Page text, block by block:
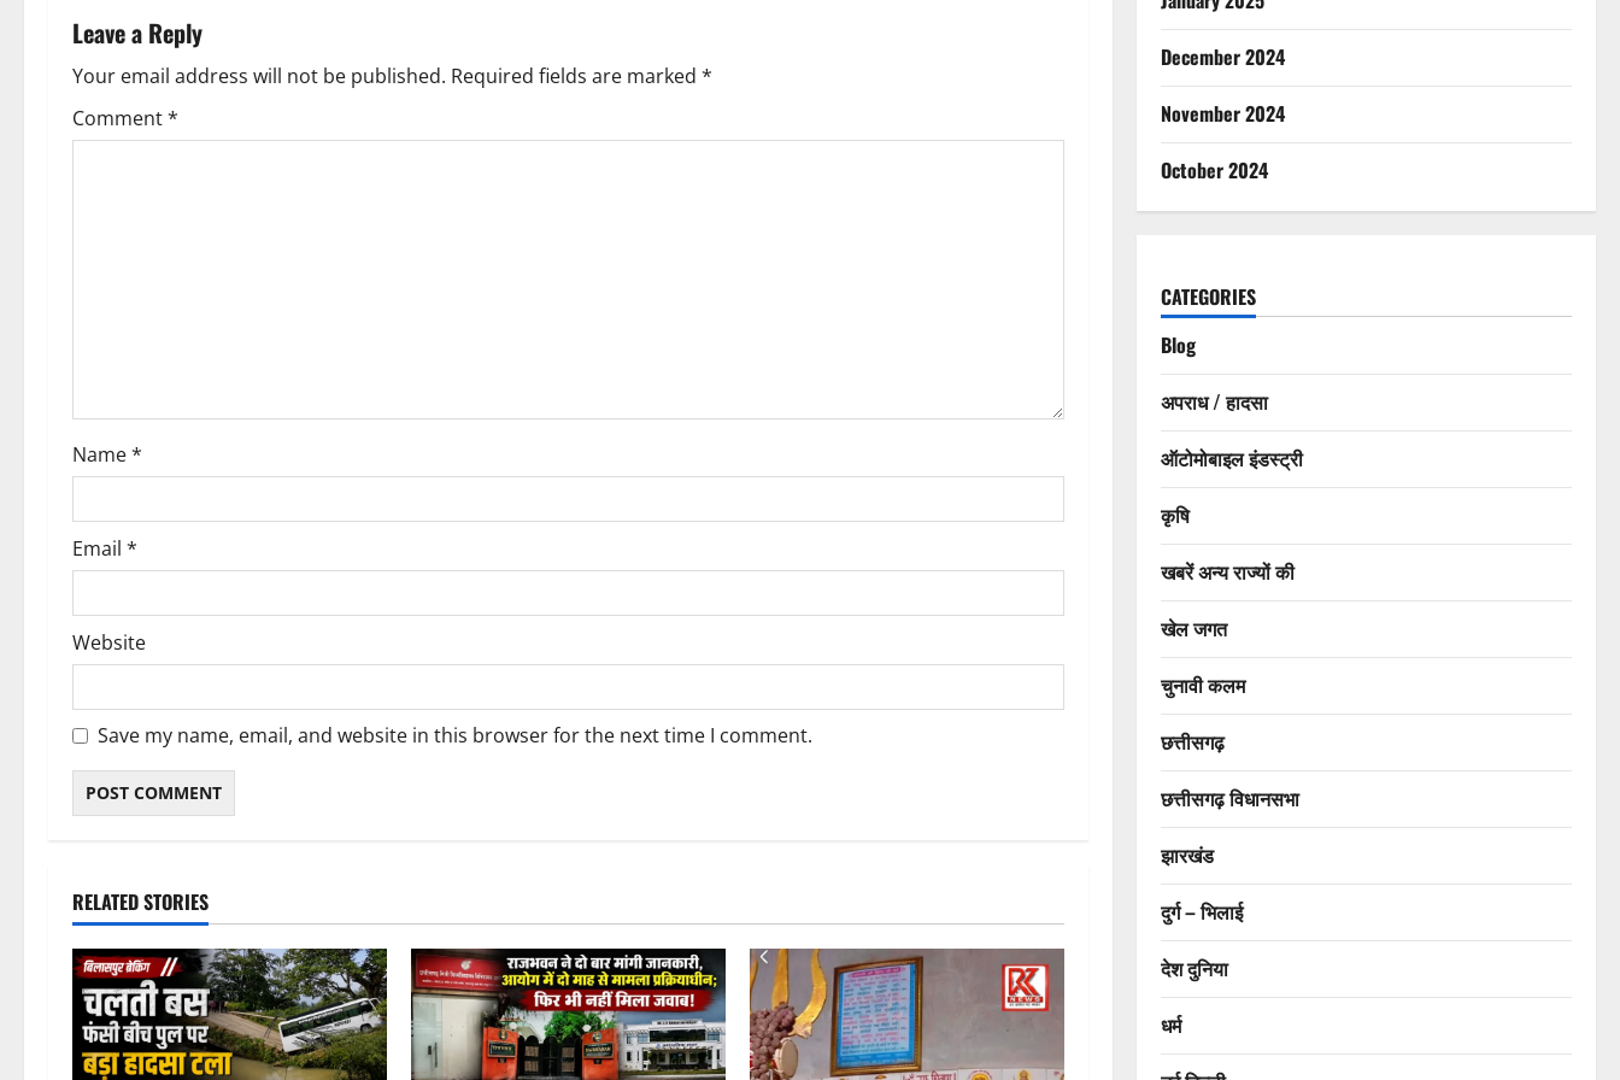
n
a
v
o
n
Leave a Reply
Your email address will not be published. Required fields are marked *
Comment*
Name*
Email *
Website
Save my name, email, and website in this browser for the next time I comment.
RELATED STORIES
December 2024
November 2024
October 2024
CATEGORIES
Blog
अपराध / हादसा
ऑटोमोबाइल इंडस्ट्री
कृषि
खबरें अन्य राज्यों की
खेल जगत
चुनावी कलम
छत्तीसगढ़
छत्तीसगढ़ विधानसभा
झारखंड
दुर्ग – भिलाई
देश दुनिया
धर्म